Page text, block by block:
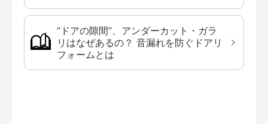
“ドアの隙間”、アンダーカット・ガラ
リはなぜあるの？ 音漏れを防ぐドアリ
フォームとは